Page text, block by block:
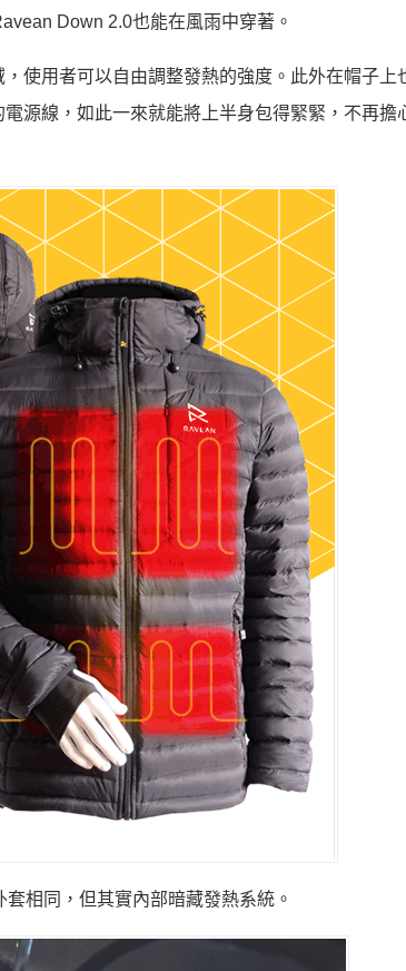
Down 2.0也能在風雨中穿著。
使用者可以自由調整發熱的強度。此外在帽子上
源線，如此一來就能將上半身包得緊緊，不再擔
相同，但其實內部暗藏發熱系統。